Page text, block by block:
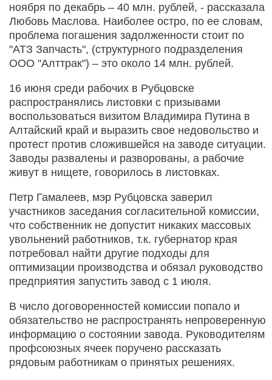
ноября по декабрь – 40 млн. рублей, - рассказала
Любовь Маслова. Наиболее остро, по ее словам,
проблема погашения задолженности стоит по
"АТЗ Запчасть", (структурного подразделения
ООО "Алттрак") – это около 14 млн. рублей.
16 июня среди рабочих в Рубцовске
распространялись листовки с призывами
воспользоваться визитом Владимира Путина в
Алтайский край и выразить свое недовольство и
протест против сложившейся на заводе ситуации.
Заводы развалены и разворованы, а рабочие
живут в нищете, говорилось в листовках.
Петр Гамалеев, мэр Рубцовска заверил
участников заседания согласительной комиссии,
что собственник не допустит никаких массовых
увольнений работников, т.к. губернатор края
потребовал найти другие подходы для
оптимизации производства и обязал руководство
предприятия запустить завод с 1 июля.
В число договоренностей комиссии попало и
обязательство не распространять непроверенную
информацию о состоянии завода. Руководителям
профсоюзных ячеек поручено рассказать
рядовым работникам о принятых решениях.